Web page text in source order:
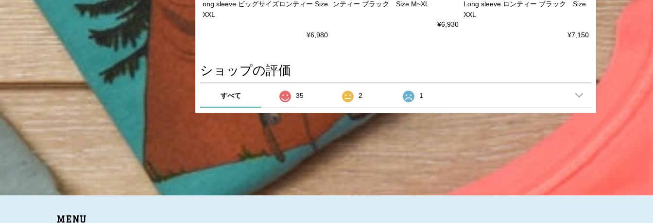
ong sleeve ビッグサイズロンティー Size
XXL
¥6,980
ンティー ブラック Size M~XL
¥6,930
Long sleeve ロンティー ブラック Size
XXL
¥7,150
ショップの評価
すべて 35 2 1
MENU